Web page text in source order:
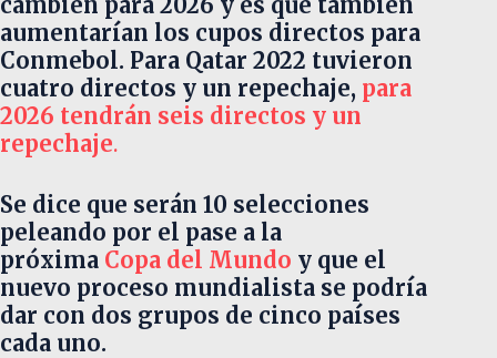
aumentarían los cupos directos para
Conmebol. Para Qatar 2022 tuvieron
cuatro directos y un repechaje, para
2026 tendrán seis directos y un
repechaje.
Se dice que serán 10 selecciones
peleando por el pase a la
próxima Copa del Mundo y que el
nuevo proceso mundialista se podría
dar con dos grupos de cinco países
cada uno.